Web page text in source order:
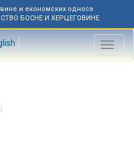
и економских односа
БОСНЕ И ХЕРЦЕГОВИНЕ
Toggle